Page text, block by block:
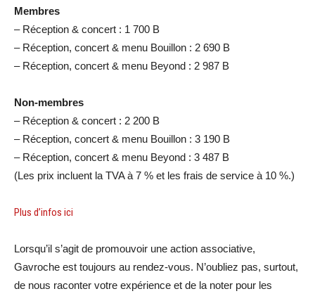
Membres
– Réception & concert : 1 700 B
– Réception, concert & menu Bouillon : 2 690 B
– Réception, concert & menu Beyond : 2 987 B
Non-membres
– Réception & concert : 2 200 B
– Réception, concert & menu Bouillon : 3 190 B
– Réception, concert & menu Beyond : 3 487 B
(Les prix incluent la TVA à 7 % et les frais de service à 10 %.)
Plus d’infos ici
Lorsqu’il s’agit de promouvoir une action associative,
Gavroche est toujours au rendez-vous. N’oubliez pas, surtout,
de nous raconter votre expérience et de la noter pour les